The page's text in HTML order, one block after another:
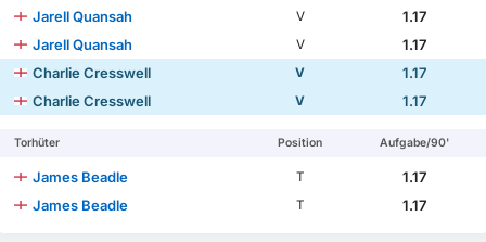
Jarell Quansah
V
1.17
Jarell Quansah
V
1.17
Charlie Cresswell
V
1.17
Charlie Cresswell
V 1.17
Torhüter Position Aufgabe/90'
James Beadle T
1.17
James Beadle
T 1.17